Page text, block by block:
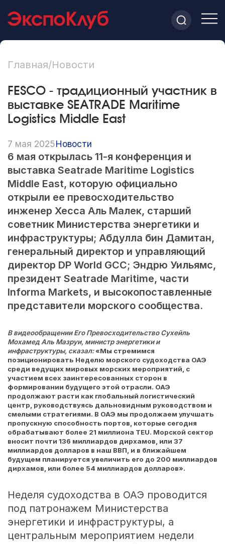
Главная/Новости
FESCO - традиционный участник в
выставке SEATRADE Maritime
Logistics Middle East
7 мая 2025Новости
6 мая открылась 11-я конференция и
выставка Seatrade Maritime Logistics
Middle East, которую официально
открыли ее превосходительство
инженер Хесса Аль Малек, старший
советник Министерства энергетики и
инфраструктуры; Абдулла бин Дамитан,
генеральный директор и управляющий
директор DP World GCC; Эндрю Уильямс,
президент Seatrade Maritime, части
Informa Markets, и высокопоставленные
представители морского сообщества.
В видеообращении Его Превосходительство Сухейль
Мохамед Аль Мазруи, министр энергетики и
инфраструктуры, сказал:«Мы стремимся
позиционировать Неделю морского судоходства ОАЭ
среди ведущих мировых морских мероприятий, с
участием всех заинтересованных сторон в
формировании будущего этой отрасли. ОАЭ
продолжают расти как глобальный логистический
центр, руководствуясь дальновидным руководством и
смелыми стратегиями. В ОАЭ мы продолжаем улучшать
пропускную способность портов, которые сегодня
обрабатывают более 21 миллиона TEU. Морской сектор
вносит почти 136 миллиардов дирхамов, или 37
миллиардов долларов в наш ВВП, и в ближайшем
будущем планируется увеличить его до 200 миллиардов
дирхамов, или более 54 миллиардов долларов».
Неделя судоходства в ОАЭ проводится
под патронажем Министерства
энергетики и инфраструктуры, а
центральным мероприятием недели